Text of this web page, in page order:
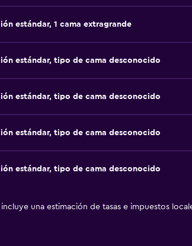
estándar, 1 cama extragrande
estándar, tipo de cama desconocido
estándar, tipo de cama desconocido
estándar, tipo de cama desconocido
estándar, tipo de cama desconocido
incluye una estimación de tasas e impuestos